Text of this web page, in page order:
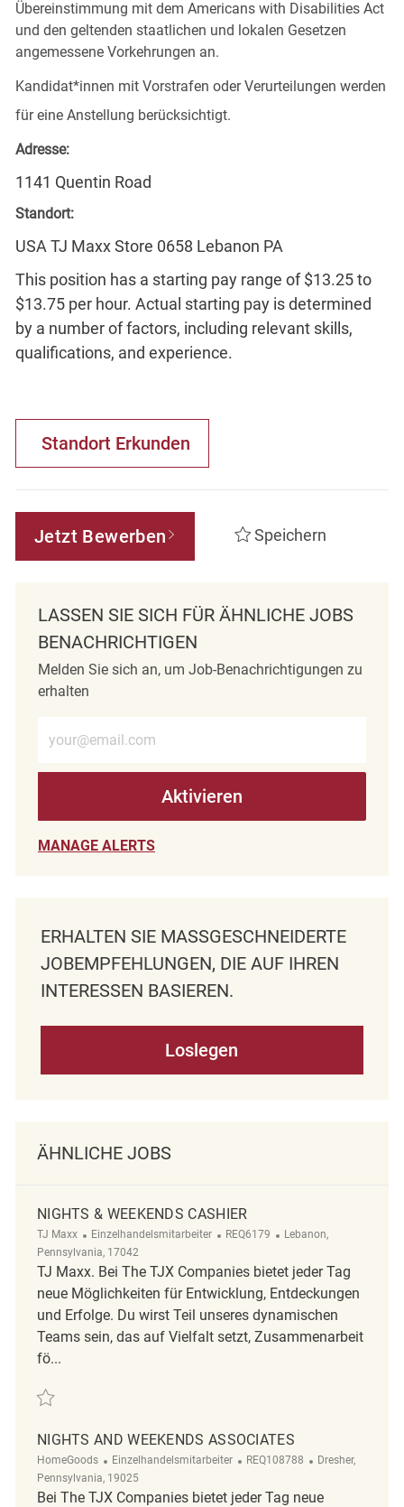
Übereinstimmung mit dem Americans with Disabilities Act
und den geltenden staatlichen und lokalen Gesetzen
angemessene Vorkehrungen an.
Kandidat*innen mit Vorstrafen oder Verurteilungen werden
für eine Anstellung berücksichtigt.
Adresse:
1141 Quentin Road
Standort:
USA TJ Maxx Store 0658 Lebanon PA
This position has a starting pay range of $13.25 to
$13.75 per hour. Actual starting pay is determined
by a number of factors, including relevant skills,
qualifications, and experience.
Standort Erkunden
Jetzt Bewerben Speichern
LASSEN SIE SICH FÜR ÄHNLICHE JOBS
BENACHRICHTIGEN
Melden Sie sich an, um Job-Benachrichtigungen zu
erhalten
Aktivieren
MANAGE ALERTS
ERHALTEN SIE MASSGESCHNEIDERTE J
OBEMPFEHLUNGEN, DIE AUF IHREN I
NTERESSEN BASIEREN.
Loslegen
ÄHNLICHE JOBS
NIGHTS & WEEKENDS CASHIER
TJ Maxx Kategorie
Einzelhandelsmitarbeiter ReqId
REQ6179 Ort
Lebanon,
Pennsylvania, 17042
TJ Maxx. Bei The TJX Companies bietet jeder Tag
neue Möglichkeiten für Entwicklung, Entdeckungen
und Erfolge. Du wirst Teil unseres dynamischen
Teams sein, das auf Vielfalt setzt, Zusammenarbeit
fö...
Retten Nights & Weekends Cashier REQ6179
NIGHTS AND WEEKENDS ASSOCIATES
HomeGoods Kategorie
Einzelhandelsmitarbeiter ReqId
REQ108788 Ort
Dresher,
Pennsylvania, 19025
Bei The TJX Companies bietet jeder Tag neue